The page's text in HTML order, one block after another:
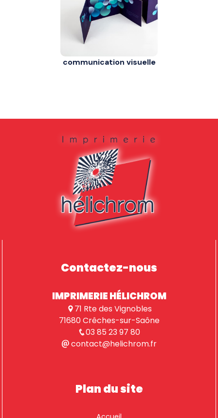
communication visuelle
Contactez-nous
IMPRIMERIE HÉLICHROM
71 Rte des Vignobles
71680 Crêches-sur-Saône
03 85 23 97 80
contact@helichrom.fr
Plan du site